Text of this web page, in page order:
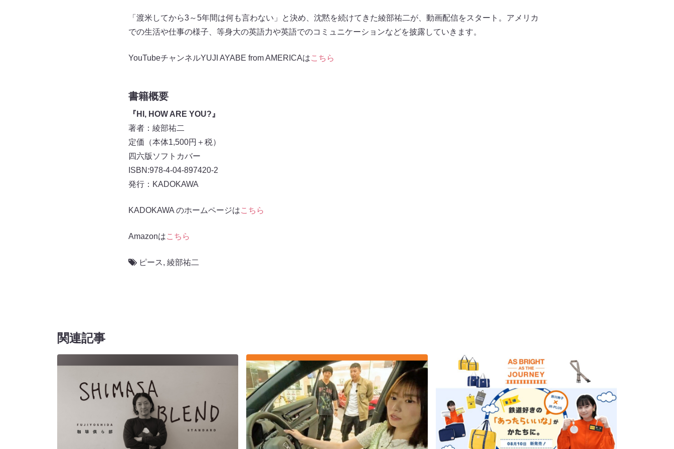
「渡米してから3～5年間は何も言わない」と決め、沈黙を続けてきた綾部祐二が、動画配信をスタート。アメリカ
での生活や仕事の様子、等身大の英語力や英語でのコミュニケーションなどを披露していきます。
YouTubeチャンネルYUJI AYABE from AMERICAはこちら
書籍概要
『HI, HOW ARE YOU?』
著者：綾部祐二
定価（本体1,500円＋税）
四六版ソフトカバー
ISBN:978-4-04-897420-2
発行：KADOKAWA
KADOKAWA のホームページはこちら
Amazonはこちら
ピース, 綾部祐二
関連記事